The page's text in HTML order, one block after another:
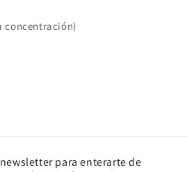
concentración)
para enterarte de